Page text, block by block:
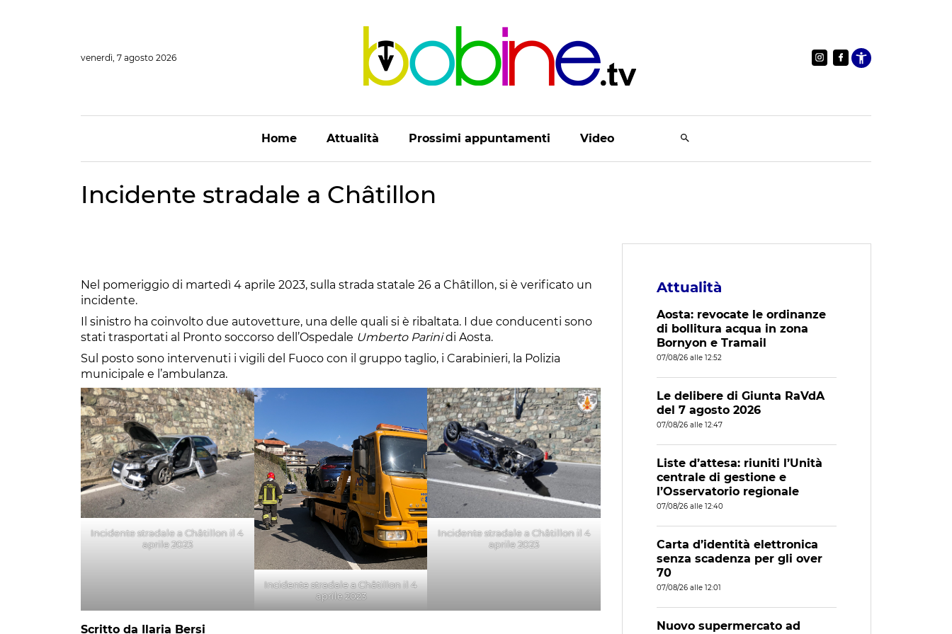
venerdì, 7 agosto 2026 Apri le
Home Attualità Prossimi appuntamenti Video
Incidente stradale a Châtillon
Nel pomeriggio di martedì 4 aprile 2023, sulla strada statale 26 a Châtillon, si è verificato un
incidente.
Il sinistro ha coinvolto due autovetture, una delle quali si è ribaltata. I due conducenti sono
stati trasportati al Pronto soccorso dell’Ospedale Umberto Parinidi Aosta.
Sul posto sono intervenuti i vigili del Fuoco con il gruppo taglio, i Carabinieri, la Polizia
municipale e l’ambulanza.
Incidente stradale a Châtillon il 4
aprile 2023
Incidente stradale a Châtillon il 4
aprile 2023
Incidente stradale a Châtillon il 4
aprile 2023
Scritto da Ilaria Bersi
Attualità
Aosta: revocate le ordinanze
di bollitura acqua in zona
Bornyon e Tramail
07/08/26 alle 12:52
Le delibere di Giunta RaVdA
del 7 agosto 2026
07/08/26 alle 12:47
Liste d’attesa: riuniti l’Unità
centrale di gestione e
l’Osservatorio regionale
07/08/26 alle 12:40
Carta d’identità elettronica
senza scadenza per gli over
70
07/08/26 alle 12:01
Nuovo supermercato ad